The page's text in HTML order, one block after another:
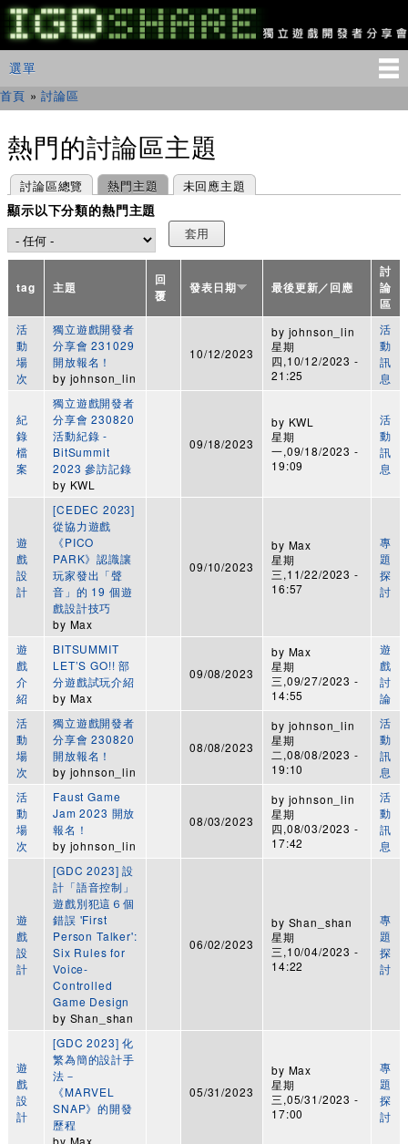
移
至
主
IGDSHARE
獨
遊
發
會
主選單
選單
您在這裡
首頁 »討論區
熱門的討論區主題
主要索引標籤
討論區總覽 熱門主題
(作用中頁籤) 未回應主題
顯示以下分類的熱門主題
tag 主題
回
覆
發表日期 最後更新／回應
討
論
區
活
動
場
次
獨立遊戲開發者
分享會 231029
開放報名！
by johnson_lin
10/12/2023
by johnson_lin
星期
四,10/12/2023 -
21:25
活
動
訊
息
紀
錄
檔
案
獨立遊戲開發者
分享會 230820
活動紀錄 -
BitSummit
2023 參訪記錄
by KWL
09/18/2023
by KWL
星期
一,09/18/2023 -
19:09
活
動
訊
息
遊
戲
設
計
[CEDEC 2023]
從協力遊戲
《PICO
PARK》認識讓
玩家發出「聲
音」的 19 個遊
戲設計技巧
by Max
09/10/2023
by Max
星期
三,11/22/2023 -
16:57
專
題
探
討
遊
戲
介
紹
BITSUMMIT
LET’S GO!! 部
分遊戲試玩介紹
by Max
09/08/2023
by Max
星期
三,09/27/2023 -
14:55
遊
戲
討
論
活
動
場
次
獨立遊戲開發者
分享會 230820
開放報名！
by johnson_lin
08/08/2023
by johnson_lin
星期
二,08/08/2023 -
19:10
活
動
訊
息
活
動
場
次
Faust Game
Jam 2023 開放
報名！
by johnson_lin
08/03/2023
by johnson_lin
星期
四,08/03/2023 -
17:42
活
動
訊
息
遊
戲
設
計
[GDC 2023] 設
計「語音控制」
遊戲別犯這６個
錯誤 'First
Person Talker':
Six Rules for
Voice-
Controlled
Game Design
by Shan_shan
06/02/2023
by Shan_shan
星期
三,10/04/2023 -
14:22
專
題
探
討
遊
戲
設
計
[GDC 2023] 化
繁為簡的設計手
法－
《MARVEL
SNAP》的開發
歷程
05/31/2023
by Max
星期
三,05/31/2023 -
17:00
專
題
探
討